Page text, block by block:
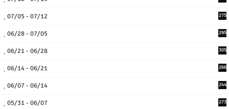
07/05 - 07/12 275
06/28 - 07/05 295
06/21 - 06/28 305
06/14 - 06/21 266
06/07 - 06/14 244
05/31 - 06/07 273